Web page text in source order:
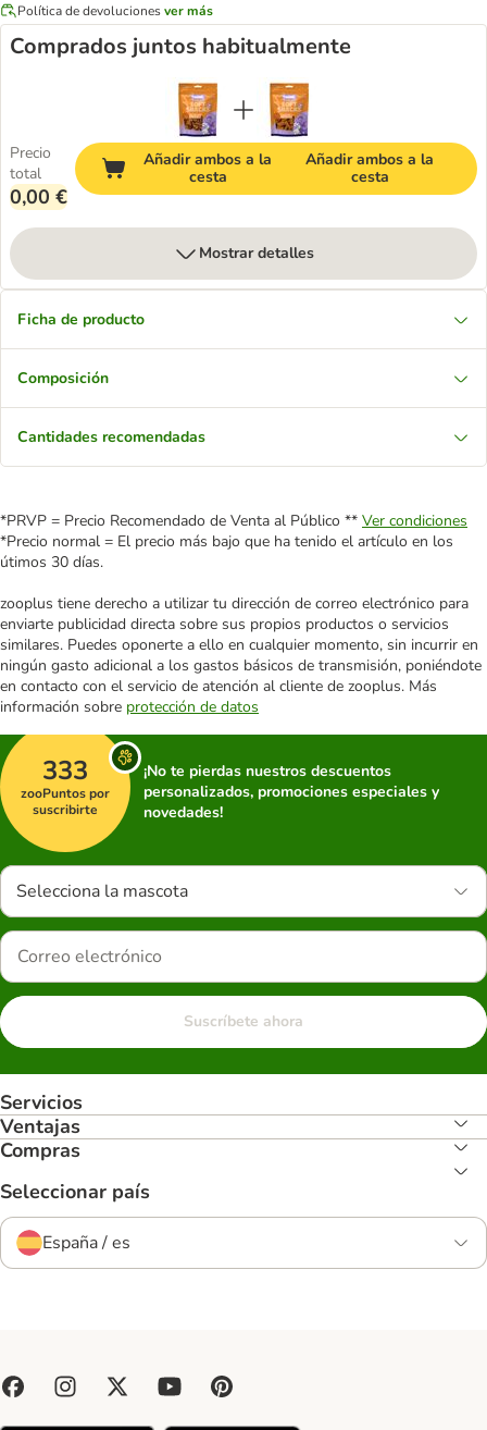
Política de devolucionesver más
Comprados juntos habitualmente
Precio
total
0,00 €
Añadir ambos a la
cesta
Añadir ambos a la
cesta
Mostrar detalles
Ficha de producto
Composición
Cantidades recomendadas
*PRVP = Precio Recomendado de Venta al Público ** Ver condiciones
*Precio normal = El precio más bajo que ha tenido el artículo en los
útimos 30 días.
zooplus tiene derecho a utilizar tu dirección de correo electrónico para
enviarte publicidad directa sobre sus propios productos o servicios
similares. Puedes oponerte a ello en cualquier momento, sin incurrir en
ningún gasto adicional a los gastos básicos de transmisión, poniéndote
en contacto con el servicio de atención al cliente de zooplus. Más
información sobre protección de datos
333
zooPuntos por
suscribirte
¡No te pierdas nuestros descuentos
personalizados, promociones especiales y
novedades!
Selecciona la mascota
Suscríbete ahora
Servicios
Ventajas
Compras
Seleccionar país
España / es